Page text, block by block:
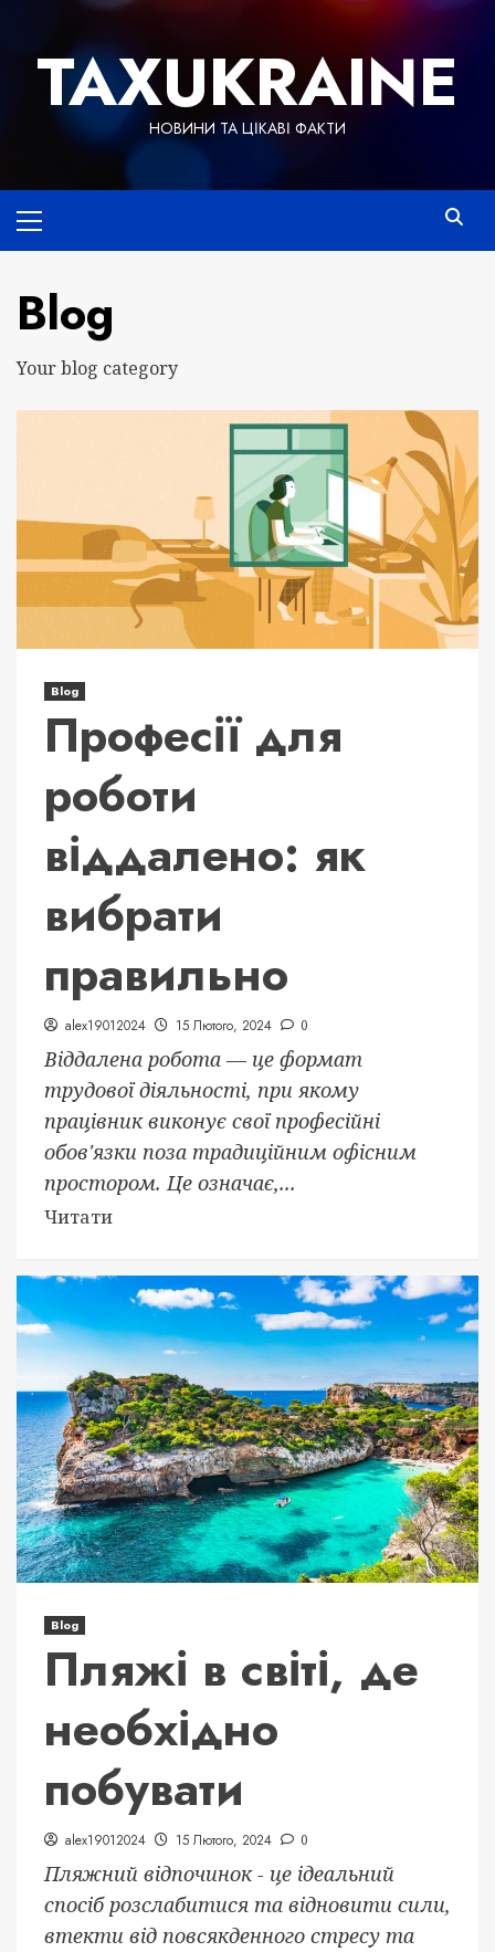
contentTAXUKRAINE
НОВИНИ ТА ЦІКАВІ ФАКТИ
Menu
Blog
Your blog category
Blog
Професії для
роботи
віддалено: як
вибрати
правильно
alex19012024 15 Лютого, 2024 0
Віддалена робота — це формат
трудової діяльності, при якому
працівник виконує свої професійні
обов'язки поза традиційним офісним
простором. Це означає,...
Читати
Blog
Пляжі в світі, де
необхідно
побувати
alex19012024 15 Лютого, 2024 0
Пляжний відпочинок - це ідеальний
спосіб розслабитися та відновити сили,
втекти від повсякденного стресу та